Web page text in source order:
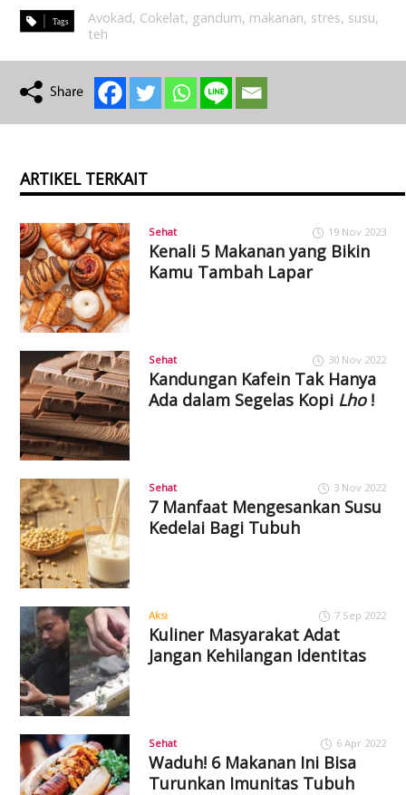
Avokad, Cokelat, gandum, makanan, stres, susu,
teh
ARTIKEL TERKAIT
Sehat 19 Nov 2023
Kenali 5 Makanan yang Bikin
Kamu Tambah Lapar
Sehat 30 Nov 2022
Kandungan Kafein Tak Hanya
Ada dalam Segelas Kopi Lho!
Sehat 3 Nov 2022
7 Manfaat Mengesankan Susu
Kedelai Bagi Tubuh
Aksi 7 Sep 2022
Kuliner Masyarakat Adat
Jangan Kehilangan Identitas
Sehat 6 Apr 2022
Waduh! 6 Makanan Ini Bisa
Turunkan Imunitas Tubuh